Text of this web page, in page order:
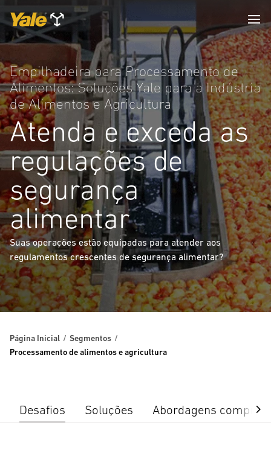
Empilhadeira para Processamento de
Alimentos: Soluções Yale para a Indústria
de Alimentos e Agricultura
Atenda e exceda as
regulações de
segurança
alimentar
Suas operações estão equipadas para atender aos
regulamentos crescentes de segurança alimentar?
Página Inicial
Segmentos
Processamento de alimentos e agricultura
Desafios Soluções Abordagens